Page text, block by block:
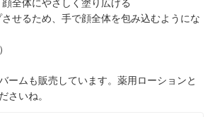
全体にやさしく塗り広げる
せるため、手で顔全体を包み込むようにな
）
ームも販売しています。薬用ローションと
さいね。